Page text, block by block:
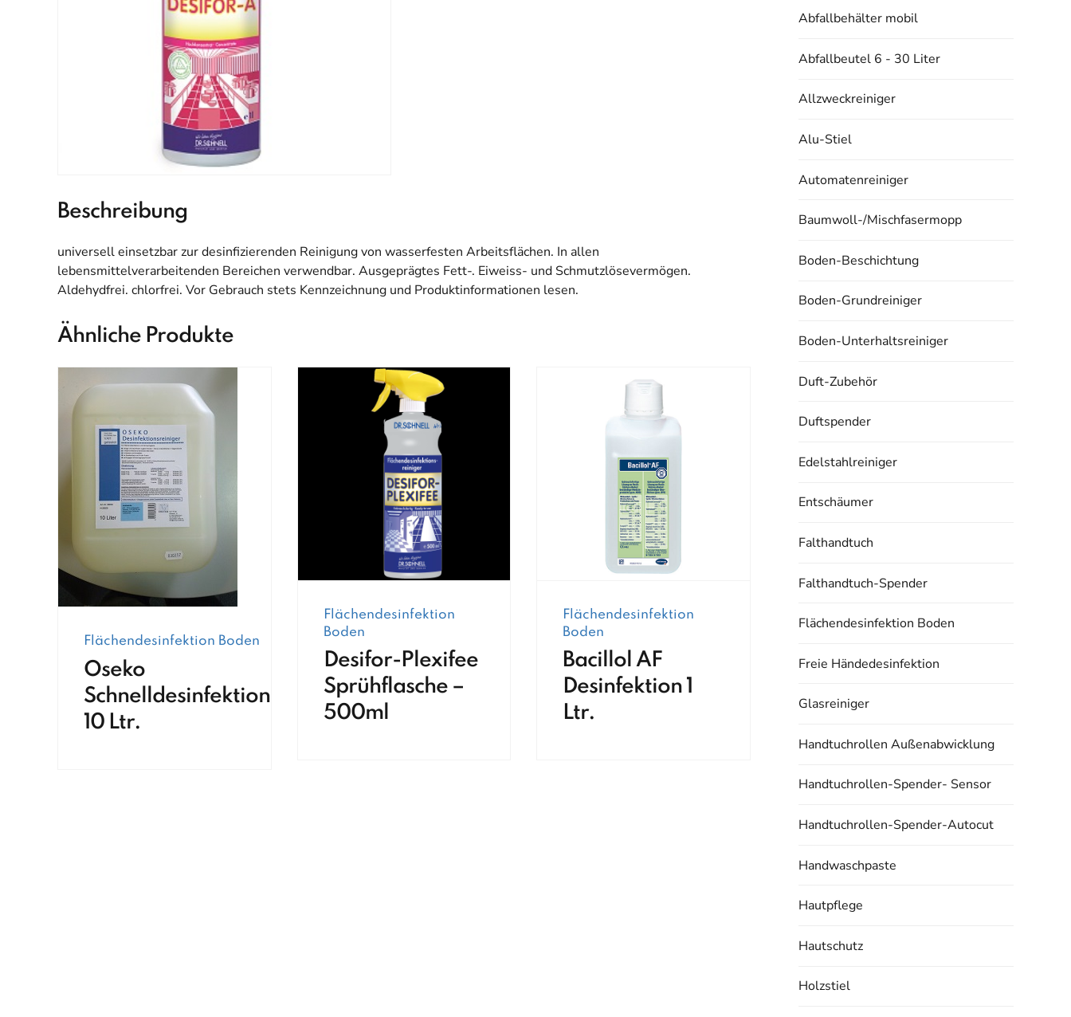
Beschreibung
universell einsetzbar zur desinfizierenden Reinigung von wasserfesten Arbeitsflächen. In allen
lebensmittelverarbeitenden Bereichen verwendbar. Ausgeprägtes Fett-. Eiweiss- und Schmutzlösevermögen.
Aldehydfrei. chlorfrei. Vor Gebrauch stets Kennzeichnung und Produktinformationen lesen.
Ähnliche Produkte
Flächendesinfektion Boden
Oseko
Schnelldesinfektion
10 Ltr.
Flächendesinfektion
Boden
Desifor-Plexifee
Sprühflasche –
500ml
Flächendesinfektion
Boden
Bacillol AF
Desinfektion 1
Ltr.
Abfallbehälter mobil
Abfallbeutel 6 - 30 Liter
Allzweckreiniger
Alu-Stiel
Automatenreiniger
Baumwoll-/Mischfasermopp
Boden-Beschichtung
Boden-Grundreiniger
Boden-Unterhaltsreiniger
Duft-Zubehör
Duftspender
Edelstahlreiniger
Entschäumer
Falthandtuch
Falthandtuch-Spender
Flächendesinfektion Boden
Freie Händedesinfektion
Glasreiniger
Handtuchrollen Außenabwicklung
Handtuchrollen-Spender- Sensor
Handtuchrollen-Spender-Autocut
Handwaschpaste
Hautpflege
Hautschutz
Holzstiel